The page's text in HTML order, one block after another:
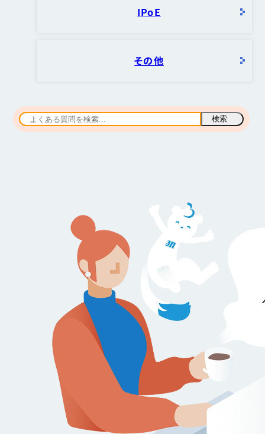
IPoE
その他
検索